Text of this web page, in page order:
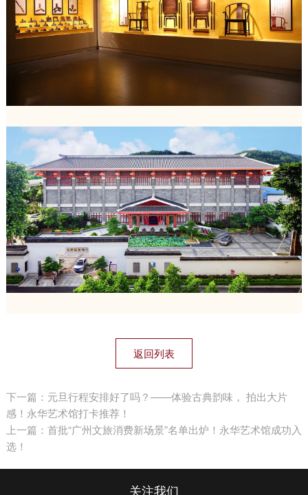
返回列表
下一篇：元旦行程安排好了吗？——体验古典韵味， 拍出大片
感！永华艺术馆打卡推荐！
上一篇：首批“广州文旅消费新场景”名单出炉！永华艺术馆成功入
选！
关注我们